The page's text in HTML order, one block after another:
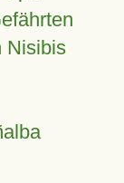
Nisibis